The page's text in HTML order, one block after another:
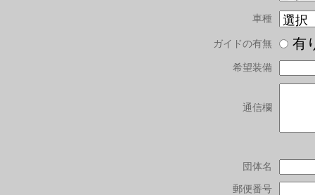
車種
ガイドの有無
希望装備
通信欄
団体名
郵便番号